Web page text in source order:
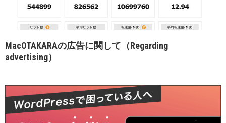
MacOTAKARAの広告に関して（Regarding
advertising）